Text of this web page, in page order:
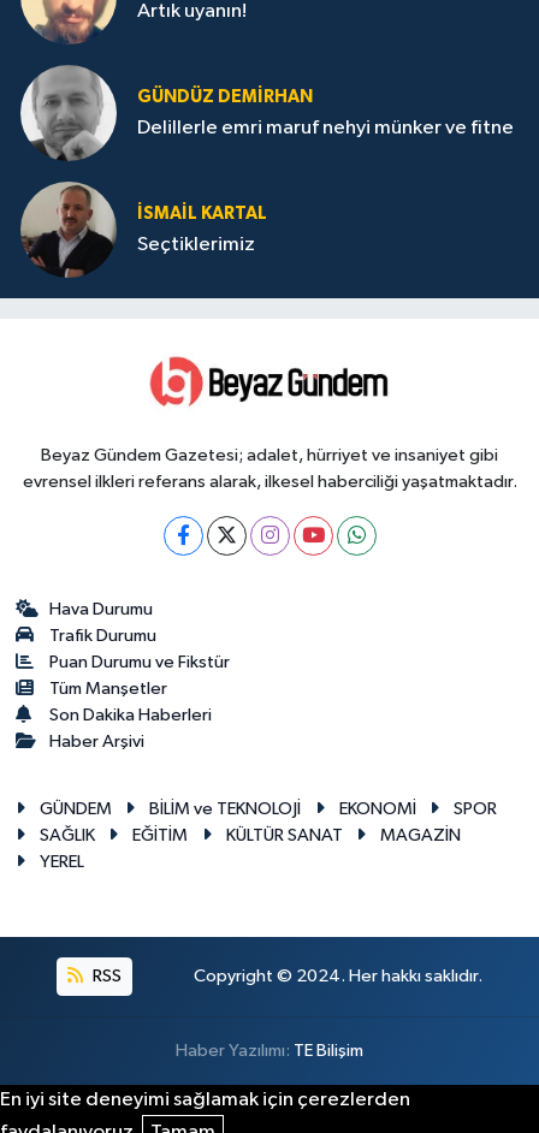
Artık uyanın!
GÜNDÜZ DEMIRHAN
Delillerle emri maruf nehyi münker ve fitne
İSMAIL KARTAL
Seçtiklerimiz
Beyaz Gündem Gazetesi; adalet, hürriyet ve insaniyet gibi
evrensel ilkleri referans alarak, ilkesel haberciliği yaşatmaktadır.
Hava Durumu
Trafik Durumu
Puan Durumu ve Fikstür
Tüm Manşetler
Son Dakika Haberleri
Haber Arşivi
GÜNDEM BİLİM ve TEKNOLOJİ EKONOMİ
SPOR
SAĞLIK
EĞİTİM KÜLTÜR SANAT
MAGAZİN
YEREL
RSS Copyright © 2024. Her hakkı saklıdır.
Haber Yazılımı: TE Bilişim
En iyi site deneyimi sağlamak için çerezlerden